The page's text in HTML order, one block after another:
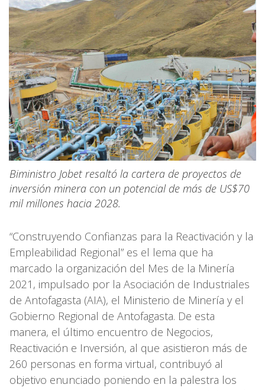
Biministro Jobet resaltó la cartera de proyectos de
inversión minera con un potencial de más de US$70
mil millones hacia 2028.
“Construyendo Confianzas para la Reactivación y la
Empleabilidad Regional” es el lema que ha
marcado la organización del Mes de la Minería
2021, impulsado por la Asociación de Industriales
de Antofagasta (AIA), el Ministerio de Minería y el
Gobierno Regional de Antofagasta. De esta
manera, el último encuentro de Negocios,
Reactivación e Inversión, al que asistieron más de
260 personas en forma virtual, contribuyó al
objetivo enunciado poniendo en la palestra los